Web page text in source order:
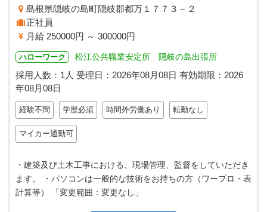
島根県隠岐の島町隠岐郡都万１７７３－２
正社員
月給 250000円 ～ 300000円
ハローワーク 松江公共職業安定所 隠岐の島出張所
採用人数：1人 受理日： 2026年08月08日 有効期限： 2026
年08月08日
経験不問 学歴必須 時間外労働あり 転勤なし
マイカー通勤可
・建築及び土木工事における、現場管理、監督をしていただき
ます。 ・パソコンは一般的な技術をお持ちの方（ワープロ・表
計算等） 「変更範囲：変更なし」